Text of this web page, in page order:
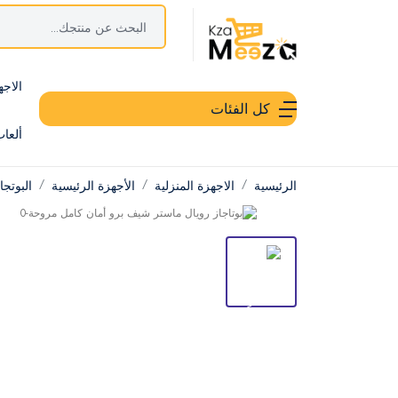
كل الفئات
الرئيسية الاجهزة المنزلية الأجهزة الرئيسية